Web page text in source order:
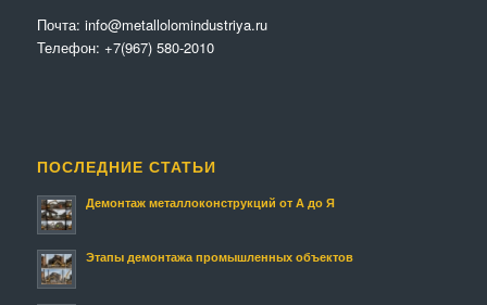
Почта: info@metallolomindustriya.ru
Телефон: +7(967) 580-2010
ПОСЛЕДНИЕ СТАТЬИ
Демонтаж металлоконструкций от А до Я
Этапы демонтажа промышленных объектов